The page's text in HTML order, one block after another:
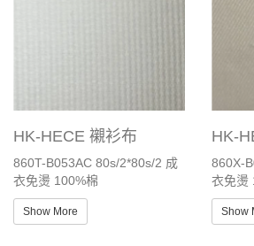
HK-HECE 襯衫布
860T-B053AC 80s/2*80s/2 成
衣免燙 100%棉
Show More
HK-
860X-
衣免燙
Show